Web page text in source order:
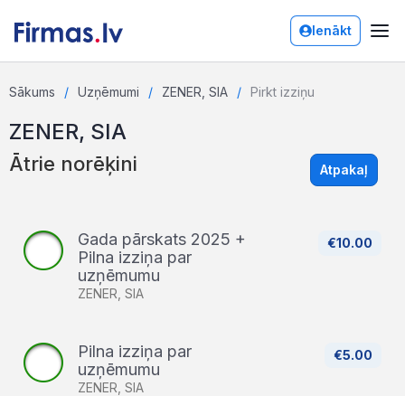
Ienākt
Sākums Uzņēmumi ZENER, SIA Pirkt izziņu
ZENER, SIA
Ātrie norēķini Atpakaļ
€10.00
Gada pārskats 2025 +
Pilna izziņa par
uzņēmumu
ZENER, SIA
€5.00
Pilna izziņa par
uzņēmumu
ZENER, SIA